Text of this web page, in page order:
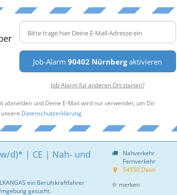
Job-Alarm90402 Nürnbergaktivieren
Job-Alarm für anderen Ort starten?
und Deine E-Mail wird nur verwendet, um Dir
Datenschutzerklärung.
d)* | CE | Nah- und
ein Berufskraftfahrer
gesucht.
Nahverkehr
Fernverkehr
54550 Daun
merken